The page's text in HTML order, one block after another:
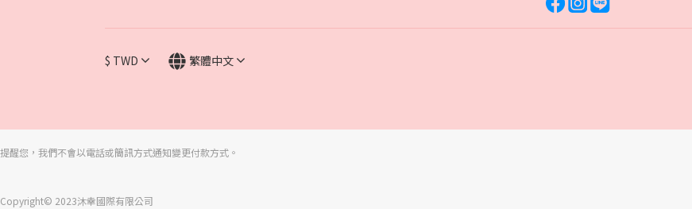
$ TWD 繁體中文
提醒您，我們不會以電話或簡訊方式通知變更付款方式。
Copyright© 2023沐幸國際有限公司